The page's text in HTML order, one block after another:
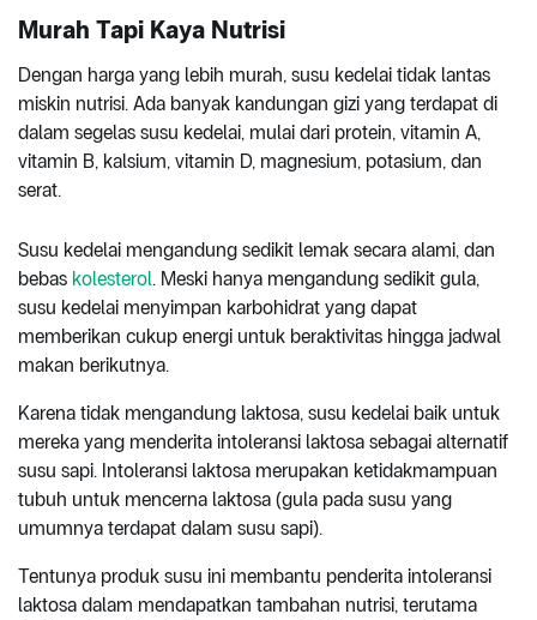
Murah Tapi Kaya Nutrisi
Dengan harga yang lebih murah, susu kedelai tidak lantas
miskin nutrisi. Ada banyak kandungan gizi yang terdapat di
dalam segelas susu kedelai, mulai dari protein, vitamin A,
vitamin B, kalsium, vitamin D, magnesium, potasium, dan
serat.
Susu kedelai mengandung sedikit lemak secara alami, dan
bebas kolesterol. Meski hanya mengandung sedikit gula,
susu kedelai menyimpan karbohidrat yang dapat
memberikan cukup energi untuk beraktivitas hingga jadwal
makan berikutnya.
Karena tidak mengandung laktosa, susu kedelai baik untuk
mereka yang menderita intoleransi laktosa sebagai alternatif
susu sapi. Intoleransi laktosa merupakan ketidakmampuan
tubuh untuk mencerna laktosa (gula pada susu yang
umumnya terdapat dalam susu sapi).
Tentunya produk susu ini membantu penderita intoleransi
laktosa dalam mendapatkan tambahan nutrisi, terutama